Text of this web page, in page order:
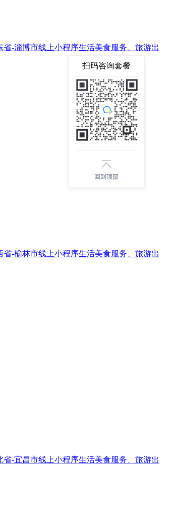
-淄博市线上小程序生活美食服务、旅游出
-榆林市线上小程序生活美食服务、旅游出
-宜昌市线上小程序生活美食服务、旅游出
扫码咨询套餐
回到顶部